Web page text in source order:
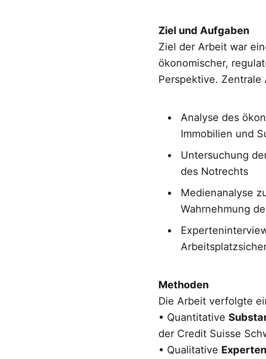
Ziel und Aufgaben
Ziel der Arbeit war
ökonomischer,
Perspektive. Zentrale
Analyse des
Immobilien und
Untersuchung
des Notrechts
Medienanalyse
Wahrnehmung
Methoden
Die Arbeit verfolgte
• Quantitative
der Credit Suisse
• Qualitative